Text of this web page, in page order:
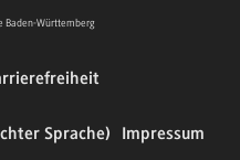
Baden-Württemberg
Sprache) Impressum